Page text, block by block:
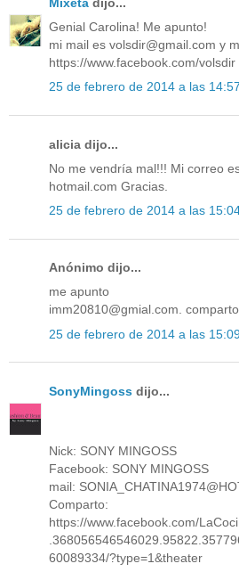
Genial Carolina! Me apunto!
mi mail es volsdir@gmail.com y
https://www.facebook.com/volsdir
25 de febrero de 2014 a las 14:57
alicia dijo...
No me vendría mal!!! Mi correo
hotmail.com Gracias.
25 de febrero de 2014 a las
Anónimo dijo...
me apunto
imm20810@gmial.com. comparto
25 de febrero de 2014 a las
SonyMingoss dijo...
Nick: SONY MINGOSS
Facebook: SONY MINGOSS
mail:
Comparto:
https://www.facebook.com/
60089334/?type=1&theater